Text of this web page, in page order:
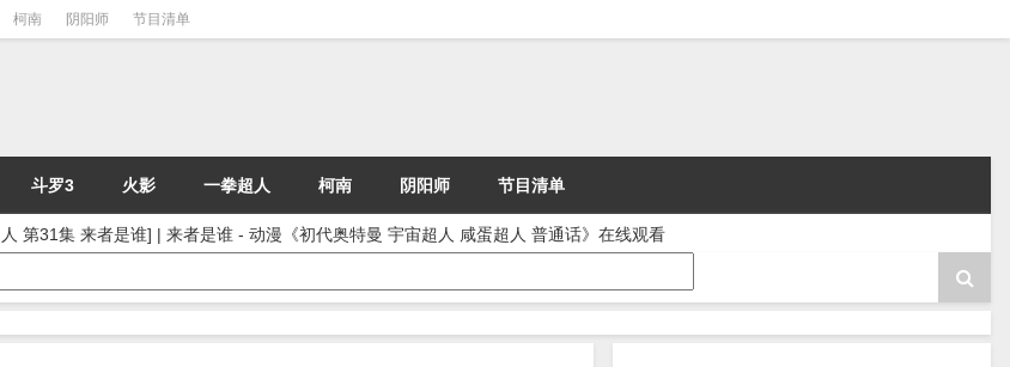
柯南 阴阳师 节目清单
斗罗3 火影 一拳超人 柯南 阴阳师 节目清单
第31集 来者是谁] | 来者是谁 - 动漫《初代奥特曼 宇宙超人 咸蛋超人 普通话》在线观看